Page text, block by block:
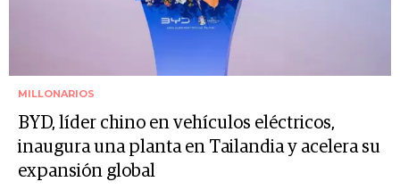
MILLONARIOS
BYD, líder chino en vehículos eléctricos,
inaugura una planta en Tailandia y acelera su
expansión global